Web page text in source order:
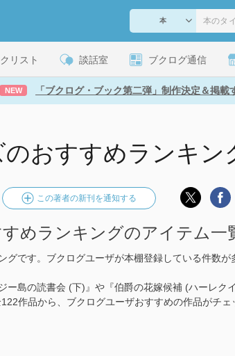
リスト 談話室 ブクログ通信
NEW 「ブクログ・ブック第二弾」制作決定＆掲載
おすすめランキン
この著者の新刊を通知する
めランキングのアイテム一
グです。ブクログユーザが本棚登録している件数が
ー島の読書会 (下)』や『伯爵の花嫁候補 (ハーレク
作品から、ブクログユーザおすすめの作品がチェ